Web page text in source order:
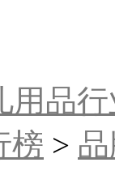
用品
榜 >